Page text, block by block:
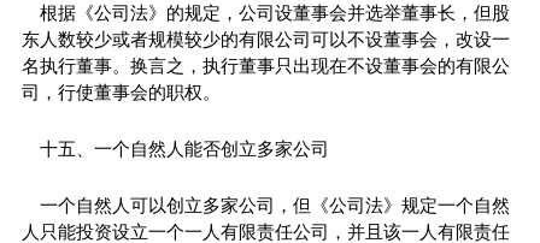
根据《公司法》的规定，公司设董事会并选举董事长，但股
东人数较少或者规模较少的有限公司可以不设董事会，改设一
名执行董事。换言之，执行董事只出现在不设董事会的有限公
司，行使董事会的职权。
十五、一个自然人能否创立多家公司
一个自然人可以创立多家公司，但《公司法》规定一个自然
人只能投资设立一个一人有限责任公司，并且该一人有限责任